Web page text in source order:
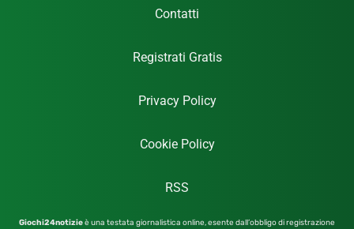
Contatti
Registrati Gratis
Privacy Policy
Cookie Policy
RSS
Giochi24notizieè una testata giornalistica online, esente dall’obbligo di registrazione